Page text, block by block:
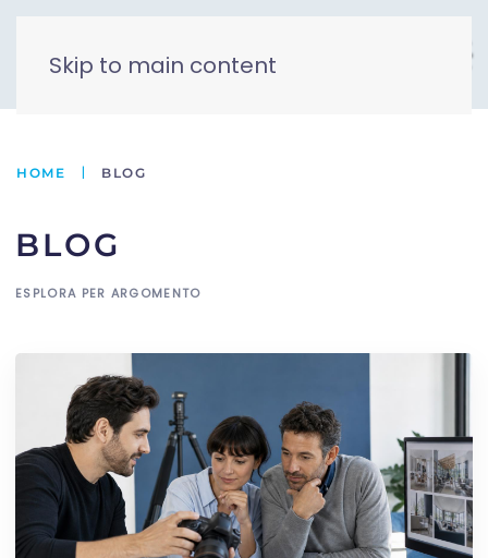
Skip to main content
HOME BLOG
BLOG
ESPLORA PER ARGOMENTO